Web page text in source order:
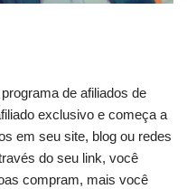
de afiliados de
exclusivo e começa a
em seu site, blog ou redes
do seu link, você
compram, mais você